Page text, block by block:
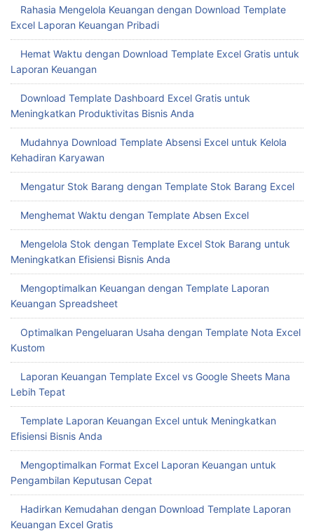
Rahasia Mengelola Keuangan dengan Download Template
Excel Laporan Keuangan Pribadi
Hemat Waktu dengan Download Template Excel Gratis untuk
Laporan Keuangan
Download Template Dashboard Excel Gratis untuk
Meningkatkan Produktivitas Bisnis Anda
Mudahnya Download Template Absensi Excel untuk Kelola
Kehadiran Karyawan
Mengatur Stok Barang dengan Template Stok Barang Excel
Menghemat Waktu dengan Template Absen Excel
Mengelola Stok dengan Template Excel Stok Barang untuk
Meningkatkan Efisiensi Bisnis Anda
Mengoptimalkan Keuangan dengan Template Laporan
Keuangan Spreadsheet
Optimalkan Pengeluaran Usaha dengan Template Nota Excel
Kustom
Laporan Keuangan Template Excel vs Google Sheets Mana
Lebih Tepat
Template Laporan Keuangan Excel untuk Meningkatkan
Efisiensi Bisnis Anda
Mengoptimalkan Format Excel Laporan Keuangan untuk
Pengambilan Keputusan Cepat
Hadirkan Kemudahan dengan Download Template Laporan
Keuangan Excel Gratis